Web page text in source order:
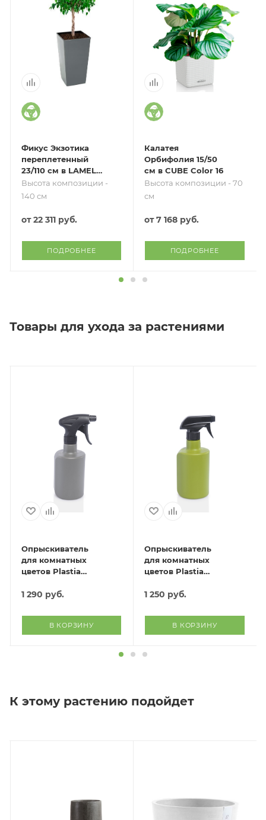
Фикус Экзотика
переплетенный
23/110 см в LAMELA
Finezja 30x30
Высота композиции -
140 см
от22 311 руб.
ПОДРОБНЕЕ
Калатея
Орбифолия 15/50
см в CUBE Color 16
Высота композиции - 70
см
от7 168 руб.
ПОДРОБНЕЕ
Товары для ухода за растениями
Опрыскиватель
для комнатных
цветов Plastia
1 290 руб.
В КОРЗИНУ
Опрыскиватель
для комнатных
цветов Plastia
1 250 руб.
В КОРЗИНУ
К этому растению подойдет